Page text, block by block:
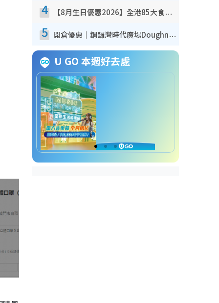
4 【8月生日優惠2026】全港85大食買玩著數攻略 自助餐/火鍋放題同行免費＋誠品/DONKI送現金券
5 開倉優惠｜銅鑼灣時代廣場Doughnut/Campo Marzio開倉低至1折！背囊、書包、手袋劈價$200起
U GO 本週好去處